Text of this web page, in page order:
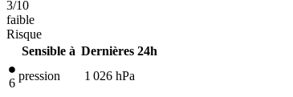
3/10
faible
Risque
Sensible à Dernières 24h
6
pression 1 026 hPa